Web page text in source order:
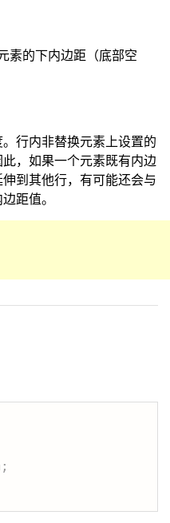
素的下内边距（底部空
行内非替换元素上设置的
，如果一个元素既有内边
到其他行，有可能还会与
距值。
;